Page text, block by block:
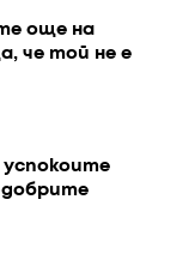
още на
че той не е